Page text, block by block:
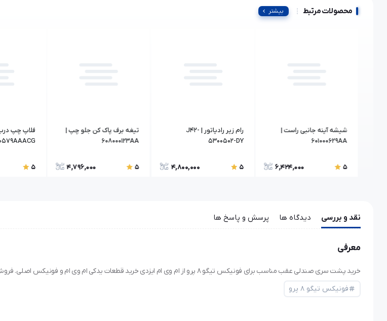
محصولات مرتبط بیشتر
شیشه آینه جانبی راست |
601000629AA
5
6,424,000
رام زیر رادیاتور | J42-
5300502-DY
5
4,800,000
تیغه برف پاک کن جلو چپ |
608000123AA
5
4,796,000
فلاپ چپ
5
نقد و بررسی دیدگاه ها پرسش و پاسخ ها
معرفی
خرید پشت سری صندلی عقب مناسب برای فونیکس تیگو ۸ پرو از ام وی ام ایزدی خرید قطعات یدکی ام وی ام و فونیکس اصلی. فروش قطعات اصل و با ضمانت.
فونیکس تیگو ۸ پرو